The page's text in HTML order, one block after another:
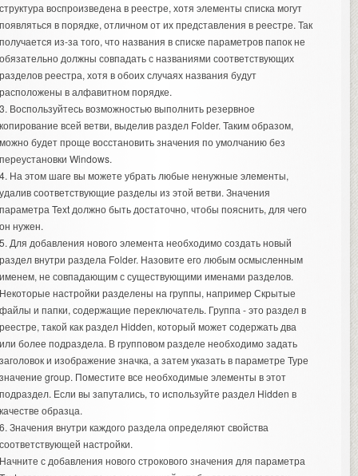
воспроизведена в реестре, хотя элементы списка могут
в порядке, отличном от их представления в реестре. Так
из-за того, что названия в списке параметров папок не
должны совпадать с названиями соответствующих
реестра, хотя в обоих случаях названия будут
в алфавитном порядке.
Воспользуйтесь возможностью выполнить резервное
всей ветви, выделив раздел Folder. Таким образом,
будет проще восстановить значения по умолчанию без
Windows.
На этом шаге вы можете убрать любые ненужные элементы,
соответствующие разделы из этой ветви. Значения
Text должно быть достаточно, чтобы пояснить, для чего
нужен.
Для добавления нового элемента необходимо создать новый
внутри раздела Folder. Назовите его любым осмысленным
не совпадающим с существующими именами разделов.
настройки разделены на группы, например Скрытые
и папки, содержащие переключатель. Группа - это раздел в
такой как раздел Hidden, который может содержать два
более подраздела. В групповом разделе необходимо задать
и изображение значка, а затем указать в параметре Туре
group. Поместите все необходимые элементы в этот
Если вы запутались, то используйте раздел Hidden в
образца.
Значения внутри каждого раздела определяют свойства
настройки.
с добавления нового строкового значения для параметра